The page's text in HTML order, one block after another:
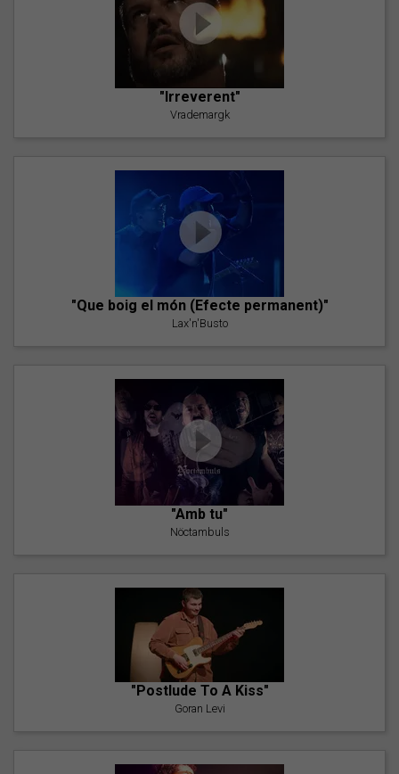
"Irreverent"
Vrademargk
"Que boig el món (Efecte permanent)"
Lax'n'Busto
"Amb tu"
Nöctambuls
"Postlude To A Kiss"
Goran Levi